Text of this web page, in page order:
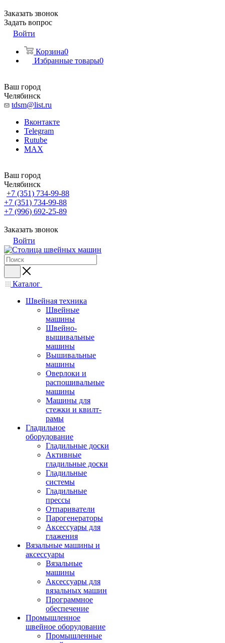
Заказать звонок
Задать вопрос
Войти
Корзина0
Избранные товары0
Ваш город
Челябинск
tdsm@list.ru
Вконтакте
Telegram
Rutube
MAX
Ваш город
Челябинск
+7 (351) 734-99-88
+7 (351) 734-99-88
+7 (996) 692-25-89
Заказать звонок
Войти
Каталог
Швейная техника
Швейные
машины
Швейно-
вышивальные
машины
Вышивальные
машины
Оверлоки и
распошивальные
машины
Машины для
стежки и квилт-
рамы
Гладильное
оборудование
Гладильные доски
Активные
гладильные доски
Гладильные
системы
Гладильные
прессы
Отпариватели
Парогенераторы
Аксессуары для
глажения
Вязальные машины и
аксессуары
Вязальные
машины
Аксессуары для
вязальных машин
Программное
обеспечение
Промышленное
швейное оборудование
Промышленные